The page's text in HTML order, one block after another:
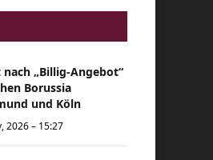
„Billig-Angebot“
Borussia
und Köln
2026 – 15:27